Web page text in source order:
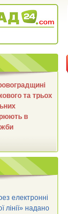
та трьох
в
електронні
лінії» надано